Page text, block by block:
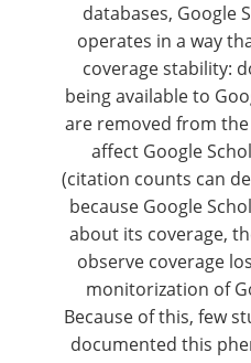
databases, Google
operates in a way
coverage stability:
being available to
are removed from
affect Google
(citation counts can
because Google
about its coverage,
observe coverage
monitorization of
Because of this, few
documented this